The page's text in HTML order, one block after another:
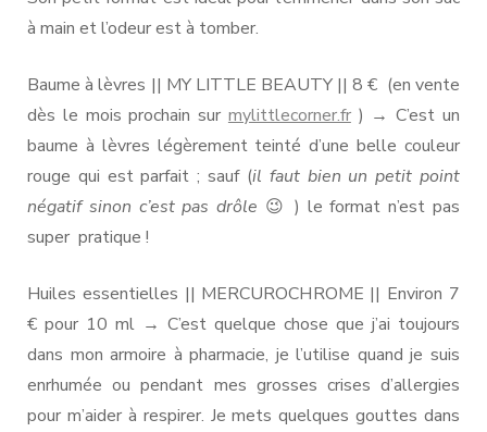
à main et l’odeur est à tomber.
Baume à lèvres || MY LITTLE BEAUTY || 8 € (en vente
dès le mois prochain sur mylittlecorner.fr) → C’est un
baume à lèvres légèrement teinté d’une belle couleur
rouge qui est parfait ; sauf (il faut bien un petit point
négatif sinon c’est pas drôle 😉 ) le format n’est pas
super pratique !
Huiles essentielles || MERCUROCHROME || Environ 7
€ pour 10 ml → C’est quelque chose que j’ai toujours
dans mon armoire à pharmacie, je l’utilise quand je suis
enrhumée ou pendant mes grosses crises d’allergies
pour m’aider à respirer. Je mets quelques gouttes dans